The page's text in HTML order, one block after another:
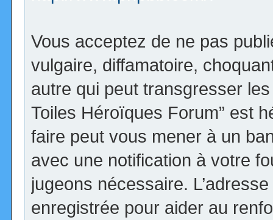
Vous acceptez de ne pas
vulgaire, diffamatoire,
autre qui peut transgresser
Toiles Héroïques Forum” est
faire peut vous mener à un
avec une notification à votre
jugeons nécessaire.
enregistrée pour aider au